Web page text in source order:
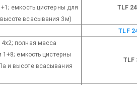
емкость цистерны для
всасывания 3м)
TLF
TLF
полная масса
1+8; емкость цистерны
и высоте всасывания
TLF